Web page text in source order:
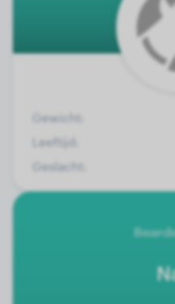
Gewicht:
Leeftijd:
Geslacht: